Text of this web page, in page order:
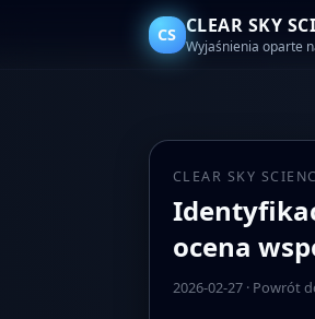
CS CLEAR SKY
Wyjaśnienia oparte
CLEAR SKY
ocena
2026-02-27· Powrót